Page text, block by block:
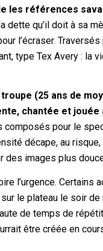
les références
dette qu’il doit à sa
l’écraser.
type Tex Avery :
(25 ans de
chantée et jouée
pour le
décape, au
des images plus
l’urgence. Certains
le plateau le soir
de temps de
être créée en